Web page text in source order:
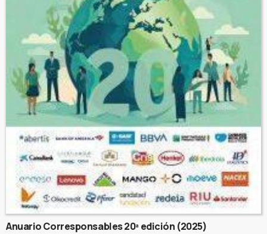
Anuario Corresponsables 20ª edición (2025)